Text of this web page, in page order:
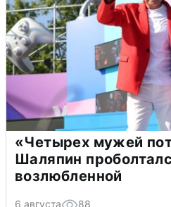
«Четырех мужей
Шаляпин
возлюбленной
6 августа 88